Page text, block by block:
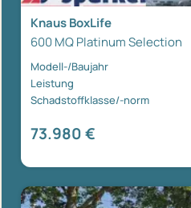
Knaus BoxLife
600 MQ Platinum Selection
Modell-/Baujahr
Leistung
Schadstoffklasse/-norm
73.980 €